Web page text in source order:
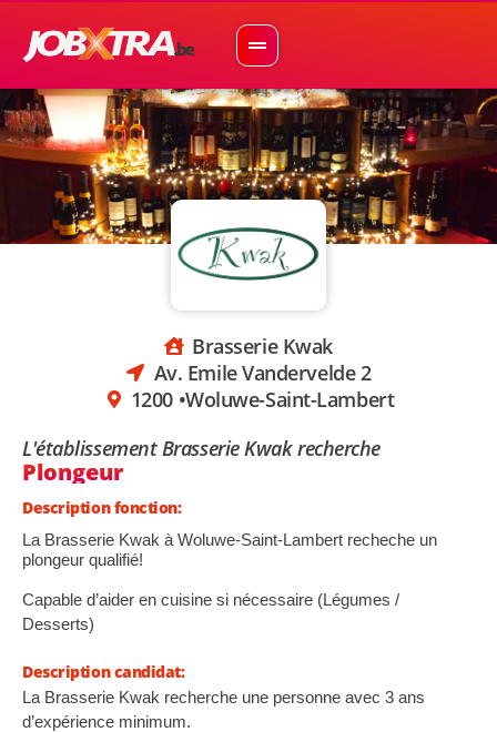
Brasserie Kwak
Av. Emile Vandervelde 2
1200 •Woluwe-Saint-Lambert
L'établissement Brasserie Kwak recherche
Plongeur
Description fonction:
La Brasserie Kwak à Woluwe-Saint-Lambert recheche un
plongeur qualifié!
Capable d’aider en cuisine si nécessaire (Légumes /
Desserts)
Description candidat:
La Brasserie Kwak recherche une personne avec 3 ans
d’expérience minimum.